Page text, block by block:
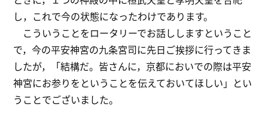
し，これで今の状態になったわけであります。
こういうことをロータリーでお話ししますということ
で，今の平安神宮の九条宮司に先日ご挨拶に行ってきま
したが，「結構だ。皆さんに，京都においでの際は平安
神宮にお参りをということを伝えておいてほしい」とい
うことでございました。